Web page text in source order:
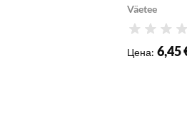
Väetee
Рейтинг
Цена: 6,45